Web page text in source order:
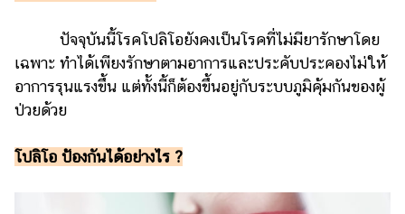
ปัจจุบันนี้โรคโปลิโอยังคงเป็นโรคที่ไม่มียารักษาโดย
เฉพาะ ทำได้เพียงรักษาตามอาการและประคับประคองไม่ให้
อาการรุนแรงขึ้น แต่ทั้งนี้ก็ต้องขึ้นอยู่กับระบบภูมิคุ้มกันของผู้
ป่วยด้วย
โปลิโอ ป้องกันได้อย่างไร ?